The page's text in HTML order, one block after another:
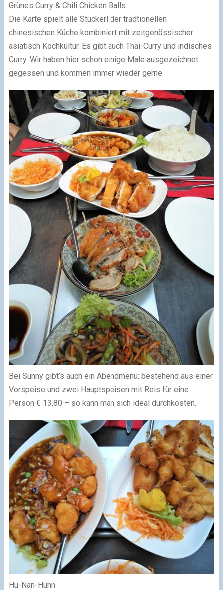
Grünes Curry & Chili Chicken Balls.
Die Karte spielt alle Stückerl der tradtionellen
chinesischen Küche kombiniert mit zeitgenössischer
asiatisch Kochkultur. Es gibt auch Thai-Curry und indisches
Curry. Wir haben hier schon einige Male ausgezeichnet
gegessen und kommen immer wieder gerne.
Bei Sunny gibt’s auch ein Abendmenü: bestehend aus einer
Vorspeise und zwei Hauptspeisen mit Reis für eine
Person € 13,80 – so kann man sich ideal durchkosten.
Hu-Nan-Huhn